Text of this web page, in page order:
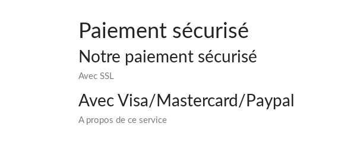
Paiement sécurisé
Notre paiement sécurisé
Avec SSL
Avec Visa/Mastercard/Paypal
A propos de ce service